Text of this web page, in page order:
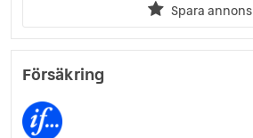
Spara annons
Försäkring